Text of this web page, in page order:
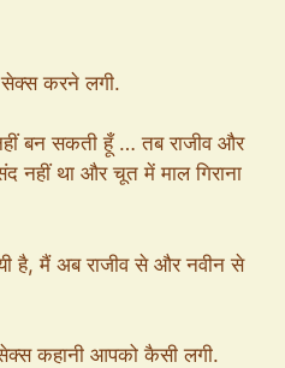
सेक्स करने लगी.
बन सकती हूँ … तब राजीव और
नहीं था और चूत में माल गिराना
है, मैं अब राजीव से और नवीन से
कहानी आपको कैसी लगी.